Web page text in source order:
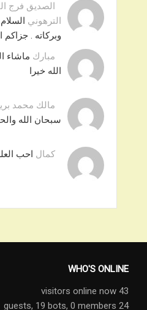
الصديق فرج
الترهوني
وبركاته .
مبارك ماشاء
الله خيرا
مالك محمد
سبحان الله
كمال احب
WHO'S ONLINE
43 visitors online now
24 guests,
19 bots, 0 members